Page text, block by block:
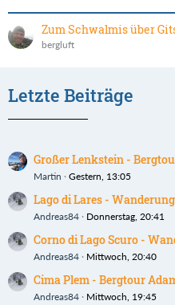
Zum Schwalmis über
bergluft
Letzte Beiträge
Großer Lenkstein -
Martin Gestern, 13:05
Lago di Lares -
Andreas84 Donnerstag, 20:41
Corno di Lago Scuro -
Andreas84 Mittwoch, 20:40
Cima Plem - Bergtour
Andreas84 Mittwoch, 19:45